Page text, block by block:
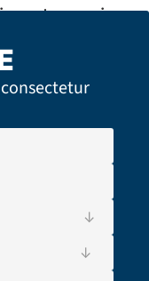
autonomia
↓
↓